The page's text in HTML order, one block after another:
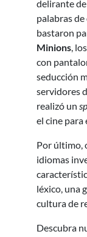
delirante
palabras
bastaron
Minions,
con
seducción
servidores
realizó un
el cine para
Por último,
idiomas
léxico, una
cultura de
Descubra